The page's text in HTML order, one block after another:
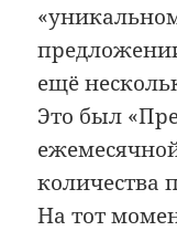
ещё
Это был
количества
На тот